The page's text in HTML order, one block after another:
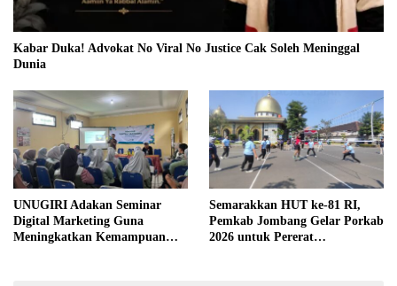
Kabar Duka! Advokat No Viral No Justice Cak Soleh Meninggal
Dunia
UNUGIRI Adakan Seminar
Digital Marketing Guna
Meningkatkan Kemampuan
Semarakkan HUT ke-81 RI,
Pemkab Jombang Gelar Porkab
2026 untuk Pererat